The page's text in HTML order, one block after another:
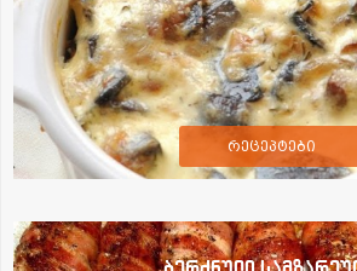
რეცეპტები